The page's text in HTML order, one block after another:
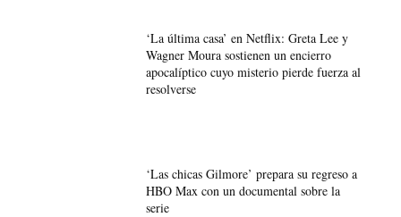
‘La última casa’ en Netflix: Greta Lee y
Wagner Moura sostienen un encierro
apocalíptico cuyo misterio pierde fuerza al
resolverse
‘Las chicas Gilmore’ prepara su regreso a
HBO Max con un documental sobre la
serie